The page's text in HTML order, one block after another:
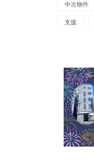
中古物件
支援